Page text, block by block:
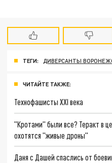
ТЕГИ: ДИВЕРСАНТЫ
ЧИТАЙТЕ ТАКЖЕ:
Технофашисты XXI века
"Кротами" были все? Теракт в
охотятся "живые дроны"
Даня с Дашей спаслись от